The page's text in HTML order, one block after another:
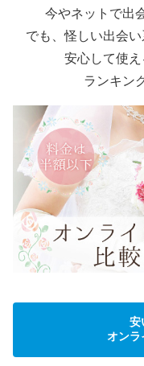
今やネットで出
でも、怪しい出会
安心して使
ランキン
安
オンラ